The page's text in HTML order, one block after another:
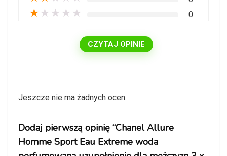
★ ★ ★ ★ ★ 0
CZYTAJ OPINIE
Jeszcze nie ma żadnych ocen.
Dodaj pierwszą opinię “Chanel Allure
Homme Sport Eau Extreme woda